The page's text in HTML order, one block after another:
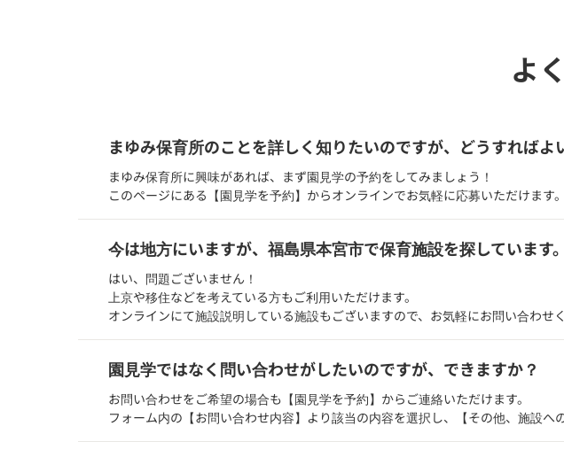
よ
まゆみ保育所のことを詳しく知りたいのですが、どうすればよ
まゆみ保育所に興味があれば、まず園見学の予約をしてみましょう！
このページにある【園見学を予約】からオンラインでお気軽に応募いただけます。
今は地方にいますが、福島県本宮市で保育施設を探していま
はい、問題ございません！
上京や移住などを考えている方もご利用いただけます。
オンラインにて施設説明している施設もございますので、お気軽にお問い合わせく
園見学ではなく問い合わせがしたいのですが、できますか？
お問い合わせをご希望の場合も【園見学を予約】からご連絡いただけます。
フォーム内の【お問い合わせ内容】より該当の内容を選択し、【その他、施設へ